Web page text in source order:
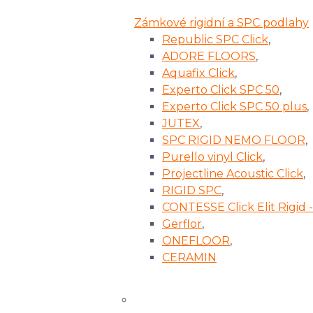
Zámkové rigidní a SPC podlahy
Republic SPC Click,
ADORE FLOORS,
Aquafix Click,
Experto Click SPC 50,
Experto Click SPC 50 plus,
JUTEX,
SPC RIGID NEMO FLOOR,
Purello vinyl Click,
Projectline Acoustic Click,
RIGID SPC,
CONTESSE Click Elit Rigid
Gerflor,
ONEFLOOR,
CERAMIN